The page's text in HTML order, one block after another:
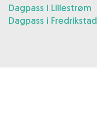
Dagpass i Lillestrøm
Dagpass i Fredrikstad